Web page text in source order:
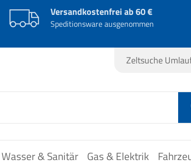
Versandkostenfrei ab 60 €
Speditionsware ausgenommen
Zeltsuche
Wasser & Sanitär Gas & Elektrik